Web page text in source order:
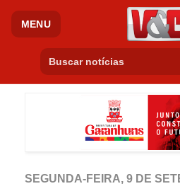
MENU
SEGUNDA-FEIRA, 9 DE